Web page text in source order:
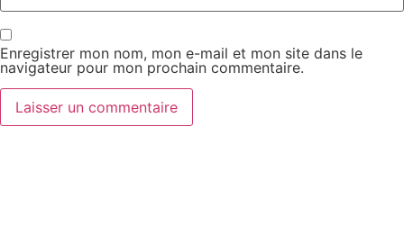
Enregistrer mon nom, mon e-mail et mon site dans le
navigateur pour mon prochain commentaire.